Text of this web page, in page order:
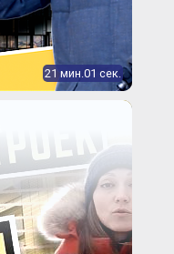
21 мин.01 сек.